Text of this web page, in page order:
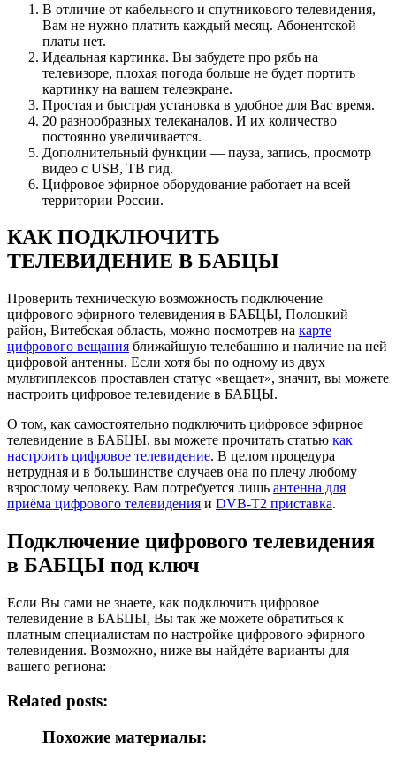
В отличие от кабельного и спутникового телевидения,
Вам не нужно платить каждый месяц. Абонентской
платы нет.
Идеальная картинка. Вы забудете про рябь на
телевизоре, плохая погода больше не будет портить
картинку на вашем телеэкране.
Простая и быстрая установка в удобное для Вас время.
20 разнообразных телеканалов. И их количество
постоянно увеличивается.
Дополнительный функции — пауза, запись, просмотр
видео с USB, ТВ гид.
Цифровое эфирное оборудование работает на всей
территории России.
КАК ПОДКЛЮЧИТЬ
ТЕЛЕВИДЕНИЕ В БАБЦЫ
Проверить техническую возможность подключение
цифрового эфирного телевидения в БАБЦЫ, Полоцкий
район, Витебская область, можно посмотрев на карте
цифрового вещания ближайшую телебашню и наличие на ней
цифровой антенны. Если хотя бы по одному из двух
мультиплексов проставлен статус «вещает», значит, вы можете
настроить цифровое телевидение в БАБЦЫ.
О том, как самостоятельно подключить цифровое эфирное
телевидение в БАБЦЫ, вы можете прочитать статью как
настроить цифровое телевидение. В целом процедура
нетрудная и в большинстве случаев она по плечу любому
взрослому человеку. Вам потребуется лишь антенна для
приёма цифрового телевидения и DVB-T2 приставка.
Подключение цифрового телевидения
в БАБЦЫ под ключ
Если Вы сами не знаете, как подключить цифровое
телевидение в БАБЦЫ, Вы так же можете обратиться к
платным специалистам по настройке цифрового эфирного
телевидения. Возможно, ниже вы найдёте варианты для
вашего региона:
Related posts:
Похожие материалы: